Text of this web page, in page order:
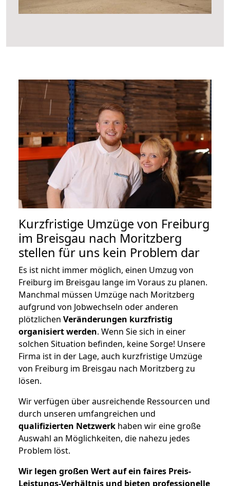
Kurzfristige Umzüge von Freiburg
im Breisgau nach Moritzberg
stellen für uns kein Problem dar
Es ist nicht immer möglich, einen Umzug von
Freiburg im Breisgau lange im Voraus zu planen.
Manchmal müssen Umzüge nach Moritzberg
aufgrund von Jobwechseln oder anderen
plötzlichen Veränderungen kurzfristig
organisiert werden. Wenn Sie sich in einer
solchen Situation befinden, keine Sorge! Unsere
Firma ist in der Lage, auch kurzfristige Umzüge
von Freiburg im Breisgau nach Moritzberg zu
lösen.
Wir verfügen über ausreichende Ressourcen und
durch unseren umfangreichen und
qualifizierten Netzwerk haben wir eine große
Auswahl an Möglichkeiten, die nahezu jedes
Problem löst.
Wir legen großen Wert auf ein faires Preis-
Leistungs-Verhältnis und bieten professionelle